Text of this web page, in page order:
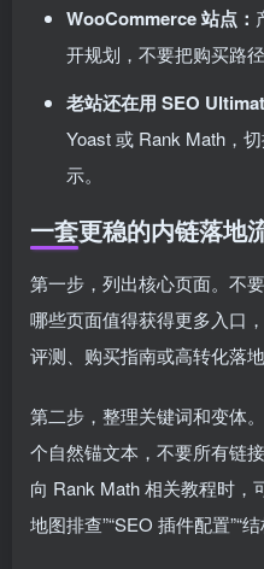
WooCommerce 站点：
开规划，不要把购买路
老站还在用 SEO
Yoast 或 Rank Math，
示。
一套更稳的内链落地
第一步，列出核心页面。不
哪些页面值得获得更多入口
评测、购买指南或高转化落地
第二步，整理关键词和变体
个自然锚文本，不要所有链
向 Rank Math 相关教程时，
地图排查”“SEO 插件配置”“